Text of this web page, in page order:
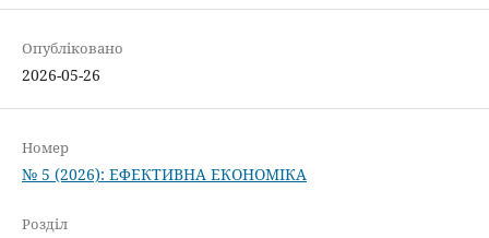
Опубліковано
2026-05-26
Номер
№ 5 (2026): ЕФЕКТИВНА ЕКОНОМІКА
Розділ